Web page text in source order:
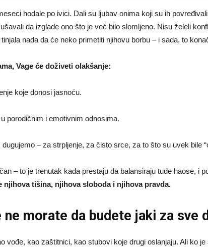
hodale po ivici. Dali su ljubav onima koji su ih
da izglade ono što je već bilo slomljeno. Nisu želeli
nada da će neko primetiti njihovu borbu – i sada, to
Vage će doživeti olakšanje:
koje donosi jasnoću.
porodičnim i emotivnim odnosima.
– za strpljenje, za čisto srce, za to što su uvek bile
– to je trenutak kada prestaju da balansiraju tuđe haose, i
njihova tišina, njihova sloboda i njihova pravda.
ne morate da budete jaki za sve
vođe, kao zaštitnici, kao stubovi koje drugi oslanjaju. Ali ko